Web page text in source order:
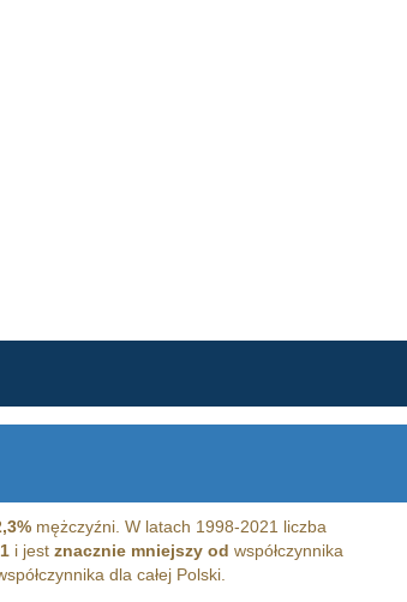
mężczyźni. W latach 1998-2021 liczba
i jest znacznie mniejszy od współczynnika
dla całej Polski.